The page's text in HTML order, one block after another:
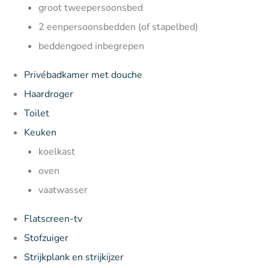
groot tweepersoonsbed
2 eenpersoonsbedden (of stapelbed)
beddengoed inbegrepen
Privébadkamer met douche
Haardroger
Toilet
Keuken
koelkast
oven
vaatwasser
Flatscreen-tv
Stofzuiger
Strijkplank en strijkijzer